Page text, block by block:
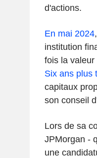
d'actions.
En mai 2024
institution
fois la
Six ans plus
capitaux
son conseil
Lors de sa
JPMorgan -
une